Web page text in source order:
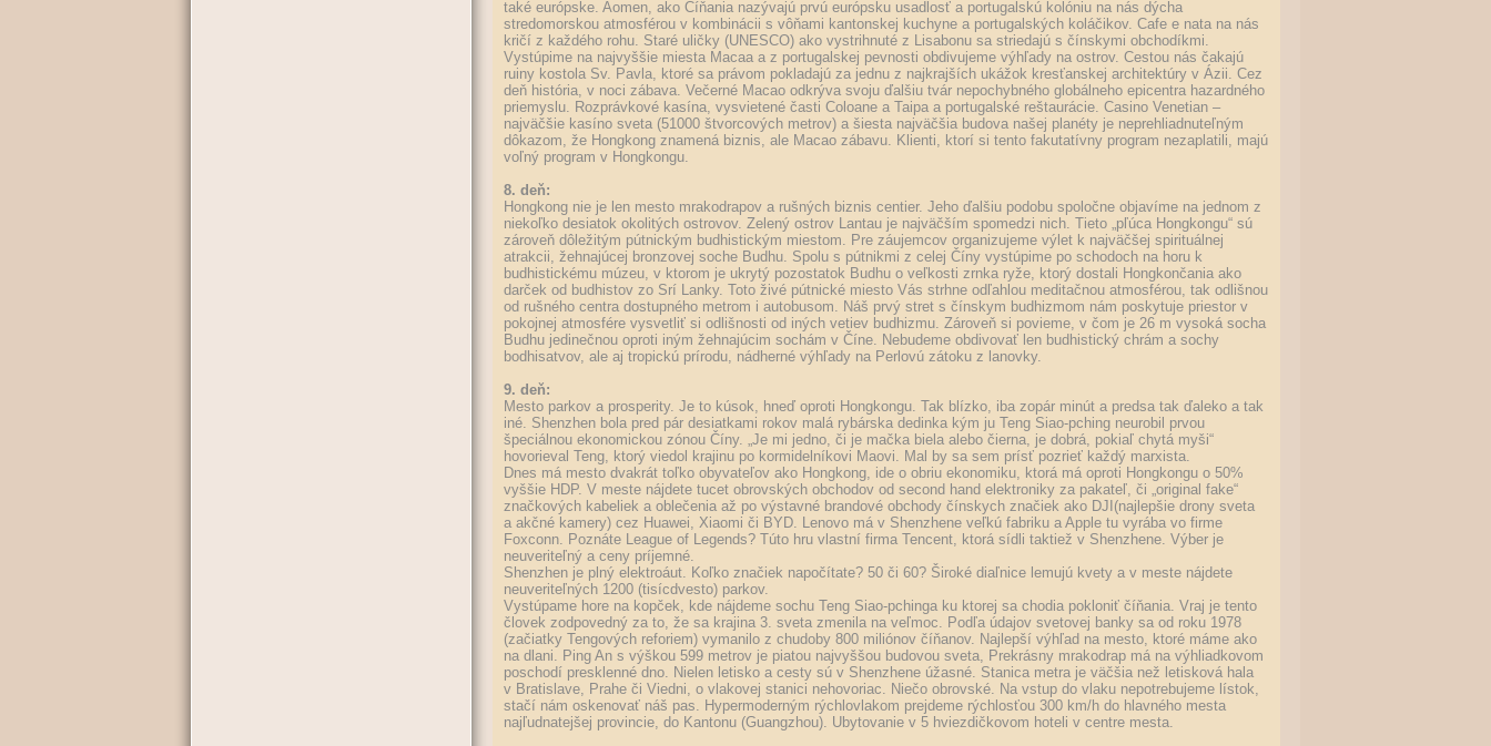
také európske. Aomen, ako Číňania nazývajú prvú európsku usadlosť a portugalskú kolóniu na nás dýcha
stredomorskou atmosférou v kombinácii s vôňami kantonskej kuchyne a portugalských koláčikov. Cafe e nata na nás
kričí z každého rohu. Staré uličky (UNESCO) ako vystrihnuté z Lisabonu sa striedajú s čínskymi obchodíkmi.
Vystúpime na najvyššie miesta Macaa a z portugalskej pevnosti obdivujeme výhľady na ostrov. Cestou nás čakajú
ruiny kostola Sv. Pavla, ktoré sa právom pokladajú za jednu z najkrajších ukážok kresťanskej architektúry v Ázii. Cez
deň história, v noci zábava. Večerné Macao odkrýva svoju ďalšiu tvár nepochybného globálneho epicentra hazardného
priemyslu. Rozprávkové kasína, vysvietené časti Coloane a Taipa a portugalské reštaurácie. Casino Venetian –
najväčšie kasíno sveta (51000 štvorcových metrov) a šiesta najväčšia budova našej planéty je neprehliadnuteľným
dôkazom, že Hongkong znamená biznis, ale Macao zábavu. Klienti, ktorí si tento fakutatívny program nezaplatili, majú
voľný program v Hongkongu.
8. deň:
Hongkong nie je len mesto mrakodrapov a rušných biznis centier. Jeho ďalšiu podobu spoločne objavíme na jednom z
niekoľko desiatok okolitých ostrovov. Zelený ostrov Lantau je najväčším spomedzi nich. Tieto „pľúca Hongkongu“ sú
zároveň dôležitým pútnickým budhistickým miestom. Pre záujemcov organizujeme výlet k najväčšej spirituálnej
atrakcii, žehnajúcej bronzovej soche Budhu. Spolu s pútnikmi z celej Číny vystúpime po schodoch na horu k
budhistickému múzeu, v ktorom je ukrytý pozostatok Budhu o veľkosti zrnka ryže, ktorý dostali Hongkončania ako
darček od budhistov zo Srí Lanky. Toto živé pútnické miesto Vás strhne odľahlou meditačnou atmosférou, tak odlišnou
od rušného centra dostupného metrom i autobusom. Náš prvý stret s čínskym budhizmom nám poskytuje priestor v
pokojnej atmosfére vysvetliť si odlišnosti od iných vetiev budhizmu. Zároveň si povieme, v čom je 26 m vysoká socha
Budhu jedinečnou oproti iným žehnajúcim sochám v Číne. Nebudeme obdivovať len budhistický chrám a sochy
bodhisatvov, ale aj tropickú prírodu, nádherné výhľady na Perlovú zátoku z lanovky.
9. deň:
Mesto parkov a prosperity. Je to kúsok, hneď oproti Hongkongu. Tak blízko, iba zopár minút a predsa tak ďaleko a tak
iné. Shenzhen bola pred pár desiatkami rokov malá rybárska dedinka kým ju Teng Siao-pching neurobil prvou
špeciálnou ekonomickou zónou Číny. „Je mi jedno, či je mačka biela alebo čierna, je dobrá, pokiaľ chytá myši“
hovorieval Teng, ktorý viedol krajinu po kormidelníkovi Maovi. Mal by sa sem prísť pozrieť každý marxista.
Dnes má mesto dvakrát toľko obyvateľov ako Hongkong, ide o obriu ekonomiku, ktorá má oproti Hongkongu o 50%
vyššie HDP. V meste nájdete tucet obrovských obchodov od second hand elektroniky za pakateľ, či „original fake“
značkových kabeliek a oblečenia až po výstavné brandové obchody čínskych značiek ako DJI(najlepšie drony sveta
a akčné kamery) cez Huawei, Xiaomi či BYD. Lenovo má v Shenzhene veľkú fabriku a Apple tu vyrába vo firme
Foxconn. Poznáte League of Legends? Túto hru vlastní firma Tencent, ktorá sídli taktiež v Shenzhene. Výber je
neuveriteľný a ceny príjemné.
Shenzhen je plný elektroáut. Koľko značiek napočítate? 50 či 60? Široké diaľnice lemujú kvety a v meste nájdete
neuveriteľných 1200 (tisícdvesto) parkov.
Vystúpame hore na kopček, kde nájdeme sochu Teng Siao-pchinga ku ktorej sa chodia pokloniť číňania. Vraj je tento
človek zodpovedný za to, že sa krajina 3. sveta zmenila na veľmoc. Podľa údajov svetovej banky sa od roku 1978
(začiatky Tengových reforiem) vymanilo z chudoby 800 miliónov číňanov. Najlepší výhľad na mesto, ktoré máme ako
na dlani. Ping An s výškou 599 metrov je piatou najvyššou budovou sveta, Prekrásny mrakodrap má na výhliadkovom
poschodí presklenné dno. Nielen letisko a cesty sú v Shenzhene úžasné. Stanica metra je väčšia než letisková hala
v Bratislave, Prahe či Viedni, o vlakovej stanici nehovoriac. Niečo obrovské. Na vstup do vlaku nepotrebujeme lístok,
stačí nám oskenovať náš pas. Hypermoderným rýchlovlakom prejdeme rýchlosťou 300 km/h do hlavného mesta
najľudnatejšej provincie, do Kantonu (Guangzhou). Ubytovanie v 5 hviezdičkovom hoteli v centre mesta.